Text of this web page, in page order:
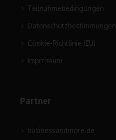
Teilnahmebedingungen
Datenschutzbestimmungen
Cookie-Richtlinie (EU)
Impressum
Partner
businessandmore.de